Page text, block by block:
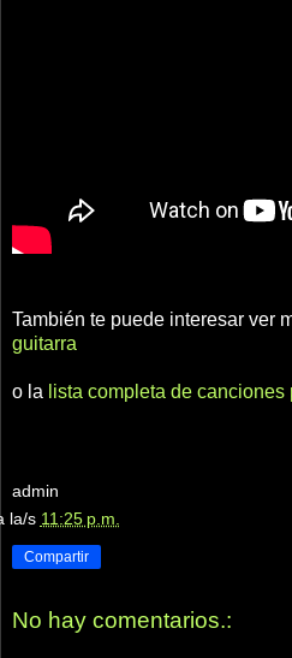
También te puede interesar ver
guitarra
o la lista completa de canciones
admin
la/s 11:25 p.m.
Compartir
No hay comentarios.: